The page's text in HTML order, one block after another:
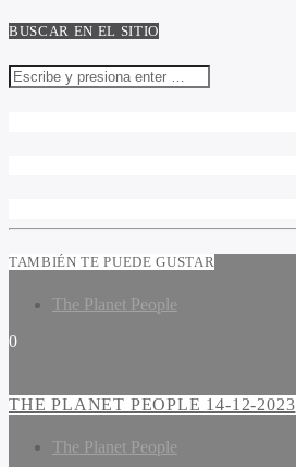
BUSCAR EN EL SITIO
TAMBIÉN TE PUEDE GUSTAR
The Planet People
0
THE PLANET PEOPLE 14-12-2023
The Planet People